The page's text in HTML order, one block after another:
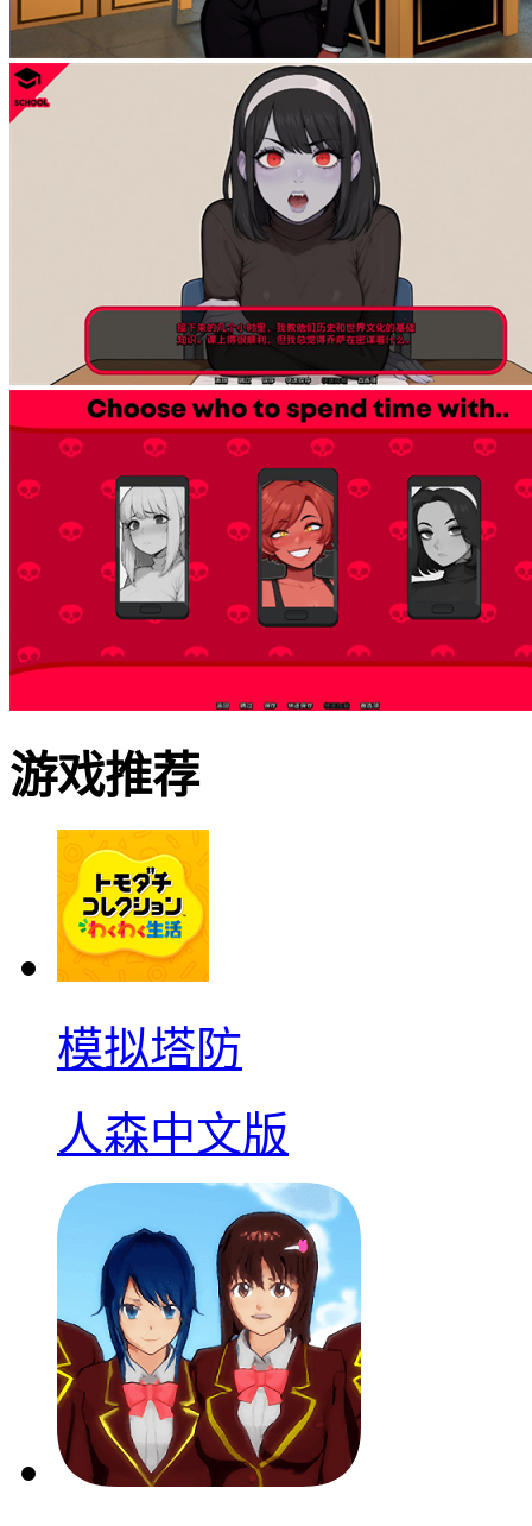
游戏推荐
模拟塔防
人森中文版